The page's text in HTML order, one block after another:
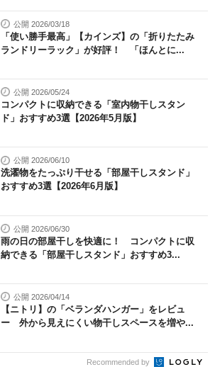
公開 2026/03/18
「使い勝手最高」【カインズ】の「折りたたみ
ランドリーラック」が好評！ 「ほんとに...
公開 2026/05/24
コンパクトに収納できる「室内物干しスタン
ド」おすすめ3選【2026年5月版】
公開 2026/06/10
洗濯物をたっぷり干せる「部屋干しスタンド」
おすすめ3選【2026年6月版】
公開 2026/06/30
雨の日の部屋干しを快適に！ コンパクトに収
納できる「部屋干しスタンド」おすすめ3...
公開 2026/04/14
【ニトリ】の「ベランダハンガー」をレビュ
ー 外から見えにくい物干しスペースを増や...
Recommended by